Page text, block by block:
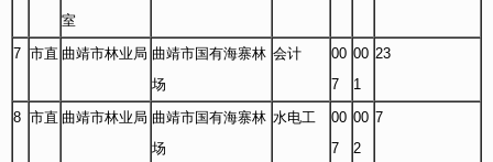
室
7 市直 曲靖市林业局 曲靖市国有海寨林
场
会计
00
7
00
1
23
8 市直 曲靖市林业局 曲靖市国有海寨林
场
水电工
00
7
00
2
7